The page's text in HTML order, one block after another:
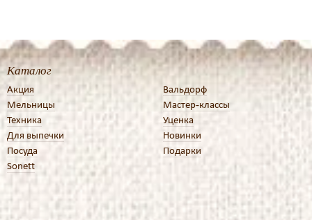
Каталог
Акция
Мельницы
Техника
Для выпечки
Посуда
Sonett
Вальдорф
Мастер-классы
Уценка
Новинки
Подарки